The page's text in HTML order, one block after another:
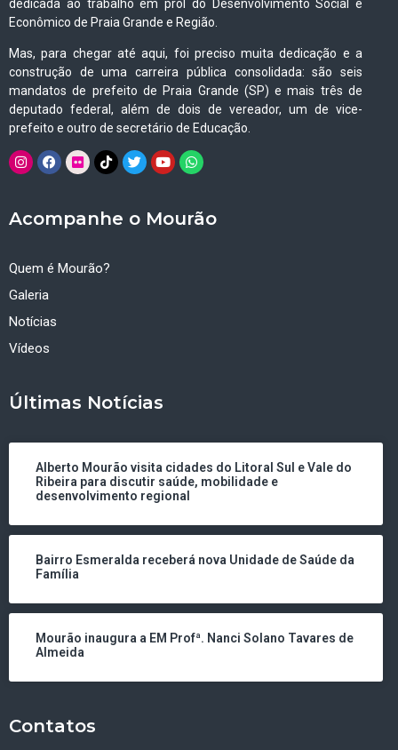
dedicada ao trabalho em prol do Desenvolvimento Social e
Econômico de Praia Grande e Região.
Mas, para chegar até aqui, foi preciso muita dedicação e a
construção de uma carreira pública consolidada: são seis
mandatos de prefeito de Praia Grande (SP) e mais três de
deputado federal, além de dois de vereador, um de vice-
prefeito e outro de secretário de Educação.
Acompanhe o Mourão
Quem é Mourão?
Galeria
Notícias
Vídeos
Últimas Notícias
Alberto Mourão visita cidades do Litoral Sul e Vale do
Ribeira para discutir saúde, mobilidade e
desenvolvimento regional
Bairro Esmeralda receberá nova Unidade de Saúde da
Família
Mourão inaugura a EM Profª. Nanci Solano Tavares de
Almeida
Contatos